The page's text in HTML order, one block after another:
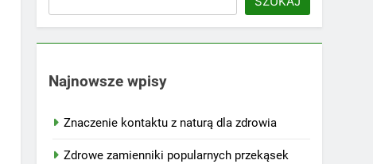
Najnowsze wpisy
Znaczenie kontaktu z naturą dla zdrowia
Zdrowe zamienniki popularnych przekąsek